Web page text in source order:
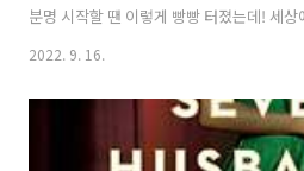
분명 시작할 땐 이렇게 빵빵 터졌는데! 세
할까? 다들 이런 생각을 하고 사는지 모르겠
서 하루를 시작하면 욕부터 튀어나온다. 10
는 아침마다 눈을 뜨기 힘들 정도의 안구건
으로 침대 옆 협탁을 더듬어 인공누액부터
2022. 9. 16.